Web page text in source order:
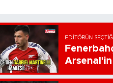
EDITÖRÜN SEÇTIĞI